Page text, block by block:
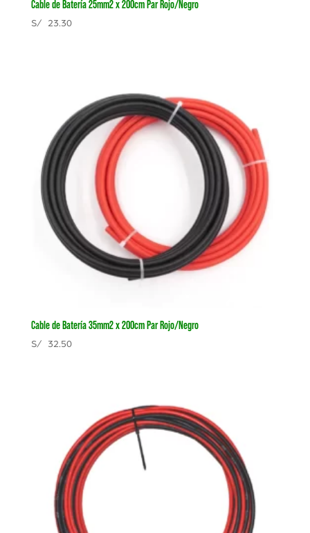
Cable de Batería 25mm2 x 200cm Par Rojo/Negro
S/23.30
Cable de Batería 35mm2 x 200cm Par Rojo/Negro
S/32.50